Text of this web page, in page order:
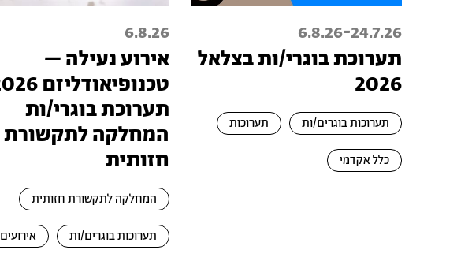
24.7.26
-
6.8.26
תערוכת בוגרי/ות בצלאל
2026
תערוכות בוגרים/ות תערוכות
כלל אקדמי
6.8.26
אירוע נעילה –
תערוכת בוגרי/ות
המחלקה לתקשורת
חזותית
המחלקה לתקשורת חזותית
תערוכות בוגרים/ות אירועים